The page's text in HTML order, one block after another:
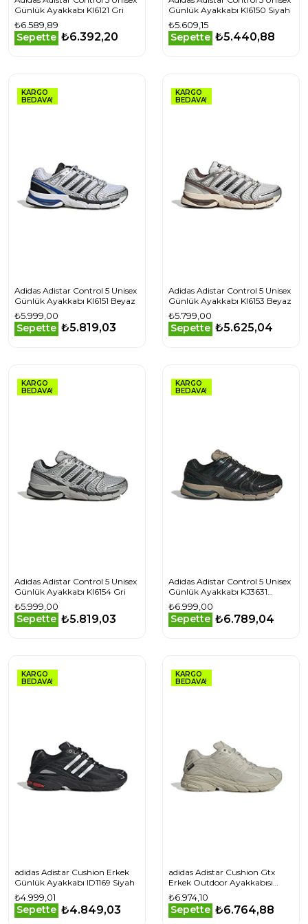
Günlük Ayakkabı KI6121 Gri
₺6.589,89
Sepette ₺6.392,20
Günlük Ayakkabı KI6150 Siyah
₺5.609,15
Sepette ₺5.440,88
KARGO
BEDAVA!
Adidas Adistar Control 5 Unisex
Günlük Ayakkabı KI6151 Beyaz
₺5.999,00
Sepette ₺5.819,03
KARGO
BEDAVA!
Adidas Adistar Control 5 Unisex
Günlük Ayakkabı KI6153 Beyaz
₺5.799,00
Sepette ₺5.625,04
KARGO
BEDAVA!
Adidas Adistar Control 5 Unisex
Günlük Ayakkabı KI6154 Gri
₺5.999,00
Sepette ₺5.819,03
KARGO
BEDAVA!
Adidas Adistar Control 5 Unisex
Günlük Ayakkabı KJ3631
Beyaz
₺6.999,00
Sepette ₺6.789,04
KARGO
BEDAVA!
adidas Adistar Cushion Erkek
Günlük Ayakkabı ID1169 Siyah
₺4.999,01
Sepette ₺4.849,03
KARGO
BEDAVA!
adidas Adistar Cushion Gtx
Erkek Outdoor Ayakkabısı
IG6928 Bej
₺6.974,10
Sepette ₺6.764,88